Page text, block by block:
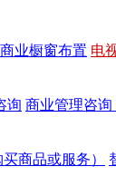
商业橱窗布置 电
询 商业管理咨询
商品或服务）